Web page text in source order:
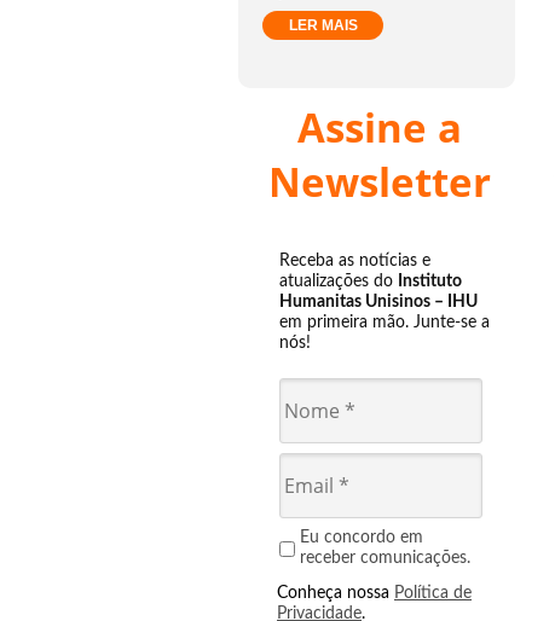
LER MAIS
Assine a
Newsletter
Receba as notícias e
atualizações do Instituto
Humanitas Unisinos – IHU
em primeira mão. Junte-se a
nós!
Eu concordo em
receber comunicações.
Conheça nossa Política de
Privacidade.